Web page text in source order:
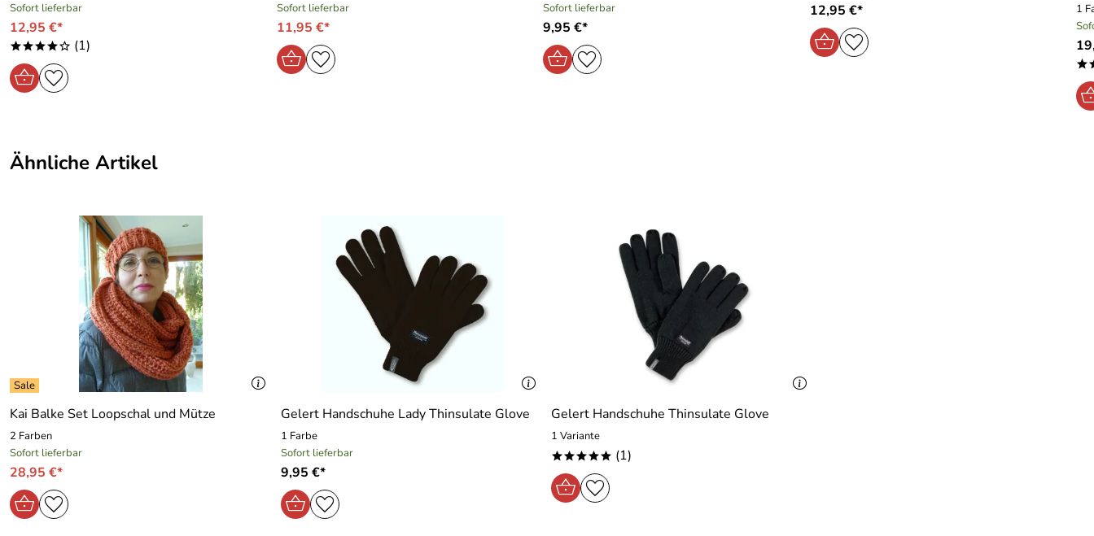
Sofort lieferbar
12,95 €*
****o (1)
Sofort lieferbar
11,95 €*
Sofort lieferbar
9,95 €*
12,95 €*
1
Ähnliche Artikel
Kai Balke Set Loopschal und Mütze
2 Farben
Sofort lieferbar
28,95 €*
Gelert Handschuhe Lady Thinsulate Glove
1 Farbe
Sofort lieferbar
9,95 €*
Gelert Handschuhe Thinsulate Glove
1 Variante
***** (1)